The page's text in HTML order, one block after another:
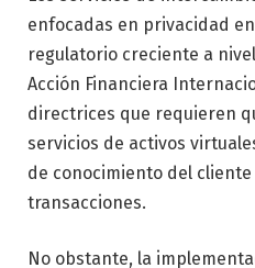
enfocadas en privacidad
regulatorio creciente a
Acción Financiera
directrices que requieren
servicios de activos
de conocimiento del
transacciones.
No obstante, la